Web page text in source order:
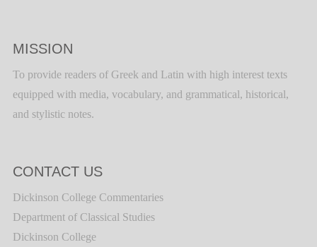
MISSION
To provide readers of Greek and Latin with high interest texts
equipped with media, vocabulary, and grammatical, historical,
and stylistic notes.
CONTACT US
Dickinson College Commentaries
Department of Classical Studies
Dickinson College